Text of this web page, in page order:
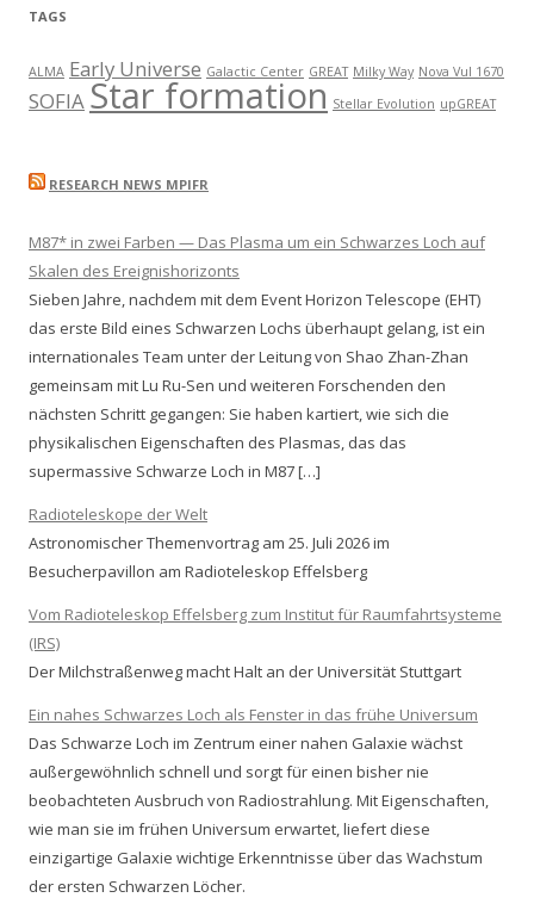
r
s
TAGS
ALMA Early Universe Galactic Center GREAT Milky Way Nova Vul 1670
SOFIA Star formation Stellar Evolution upGREAT
RESEARCH NEWS MPIFR
M87* in zwei Farben — Das Plasma um ein Schwarzes Loch auf
Skalen des Ereignishorizonts
Sieben Jahre, nachdem mit dem Event Horizon Telescope (EHT)
das erste Bild eines Schwarzen Lochs überhaupt gelang, ist ein
internationales Team unter der Leitung von Shao Zhan-Zhan
gemeinsam mit Lu Ru-Sen und weiteren Forschenden den
nächsten Schritt gegangen: Sie haben kartiert, wie sich die
physikalischen Eigenschaften des Plasmas, das das
supermassive Schwarze Loch in M87 […]
Radioteleskope der Welt
Astronomischer Themenvortrag am 25. Juli 2026 im
Besucherpavillon am Radioteleskop Effelsberg
Vom Radioteleskop Effelsberg zum Institut für Raumfahrtsysteme
(IRS)
Der Milchstraßenweg macht Halt an der Universität Stuttgart
Ein nahes Schwarzes Loch als Fenster in das frühe Universum
Das Schwarze Loch im Zentrum einer nahen Galaxie wächst
außergewöhnlich schnell und sorgt für einen bisher nie
beobachteten Ausbruch von Radiostrahlung. Mit Eigenschaften,
wie man sie im frühen Universum erwartet, liefert diese
einzigartige Galaxie wichtige Erkenntnisse über das Wachstum
der ersten Schwarzen Löcher.